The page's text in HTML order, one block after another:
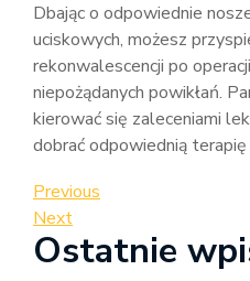
Dbając o odpowiednie
uciskowych, możesz
rekonwalescencji po
niepożądanych powikłań.
kierować się zaleceniami
dobrać odpowiednią
Nawigacja
wpisu
Previous
Post
Previous
Next
Post
Next
Ostatnie